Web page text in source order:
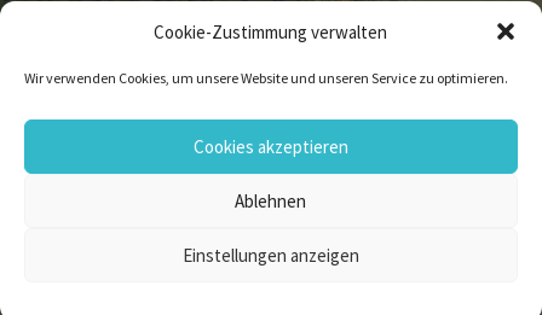
Cookie-Zustimmung verwalten
Wir verwenden Cookies, um unsere Website und unseren Service zu optimieren.
Cookies akzeptieren
Ablehnen
Einstellungen anzeigen
Hochheide, 810 Meter hoch gelegen.
Facebook Flickr Instagram